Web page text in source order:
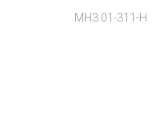
MH3.01-311-H